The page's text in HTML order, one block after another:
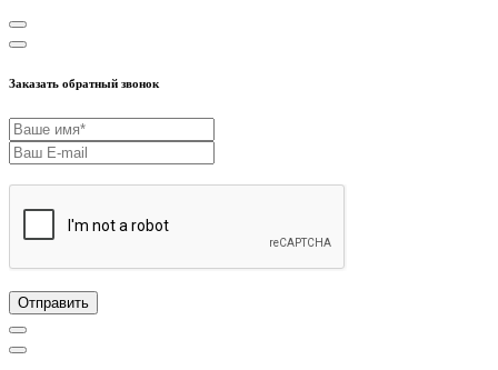
Заказать обратный звонок
Отправить